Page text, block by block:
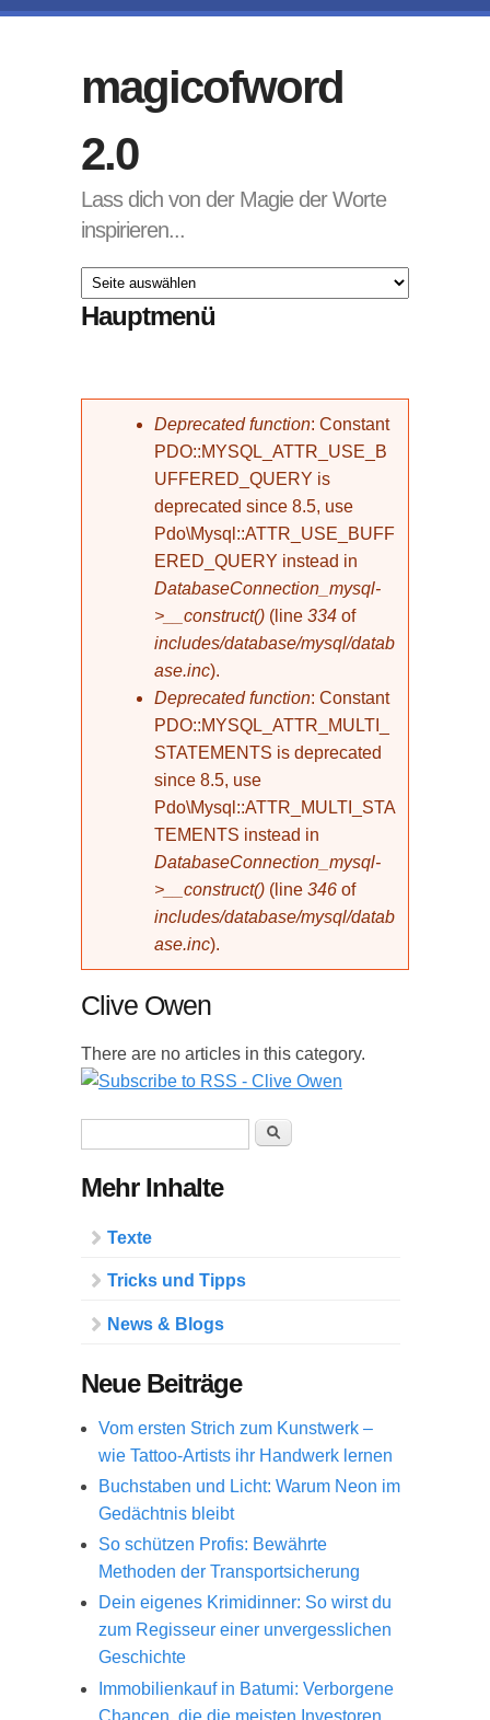
magicofword
2.0
Lass dich von der Magie der Worte
inspirieren...
Hauptmenü
Fehlermeldung
Deprecated function: Constant
PDO::MYSQL_ATTR_USE_B
UFFERED_QUERY is
deprecated since 8.5, use
Pdo\Mysql::ATTR_USE_BUFF
ERED_QUERY instead in
DatabaseConnection_mysql-
>__construct() (line 334 of
includes/database/mysql/datab
ase.inc).
Deprecated function: Constant
PDO::MYSQL_ATTR_MULTI_
STATEMENTS is deprecated
since 8.5, use
Pdo\Mysql::ATTR_MULTI_STA
TEMENTS instead in
DatabaseConnection_mysql-
>__construct() (line 346 of
includes/database/mysql/datab
ase.inc).
Clive Owen
There are no articles in this category.
Suche
Mehr Inhalte
Texte
Tricks und Tipps
News & Blogs
Neue Beiträge
Vom ersten Strich zum Kunstwerk –
wie Tattoo-Artists ihr Handwerk lernen
Buchstaben und Licht: Warum Neon im
Gedächtnis bleibt
So schützen Profis: Bewährte
Methoden der Transportsicherung
Dein eigenes Krimidinner: So wirst du
zum Regisseur einer unvergesslichen
Geschichte
Immobilienkauf in Batumi: Verborgene
Chancen, die die meisten Investoren